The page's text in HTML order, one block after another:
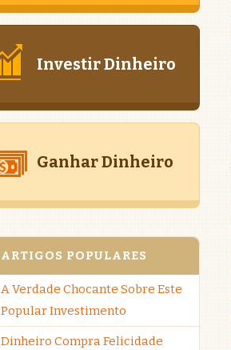
Investir Dinheiro
Ganhar Dinheiro
ARTIGOS POPULARES
A Verdade Chocante Sobre Este
Popular Investimento
Dinheiro Compra Felicidade